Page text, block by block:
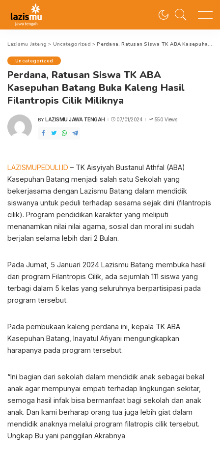
Lazismu Jateng > Uncategorized >Perdana, Ratusan Siswa TK ABA Kasepuhan Batang Buka Kaleng Hasil Filantropis Cilik Miliknya
Uncategorized
Perdana, Ratusan Siswa TK ABA
Kasepuhan Batang Buka Kaleng Hasil
Filantropis Cilik Miliknya
POSTED
BY LAZISMU JAWA TENGAH 07/01/2024 550 Views
LAZISMUPEDULI.ID – TK Aisyiyah Bustanul Athfal (ABA)
Kasepuhan Batang menjadi salah satu Sekolah yang
bekerjasama dengan Lazismu Batang dalam mendidik
siswanya untuk peduli terhadap sesama sejak dini (filantropis
cilik). Program pendidikan karakter yang meliputi
menanamkan nilai nilai agama, sosial dan moral ini sudah
berjalan selama lebih dari 2 Bulan.
Pada Jumat, 5 Januari 2024 Lazismu Batang membuka hasil
dari program Filantropis Cilik, ada sejumlah 111 siswa yang
terbagi dalam 5 kelas yang seluruhnya berpartisipasi pada
program tersebut.
Pada pembukaan kaleng perdana ini, kepala TK ABA
Kasepuhan Batang, Inayatul Afiyani mengungkapkan
harapanya pada program tersebut.
“Ini bagian dari sekolah dalam mendidik anak sebagai bekal
anak agar mempunyai empati terhadap lingkungan sekitar,
semoga hasil infak bisa bermanfaat bagi sekolah dan anak
anak. Dan kami berharap orang tua juga lebih giat dalam
mendidik anaknya melalui program filatropis cilik tersebut.
Ungkap Bu yani panggilan Akrabnya